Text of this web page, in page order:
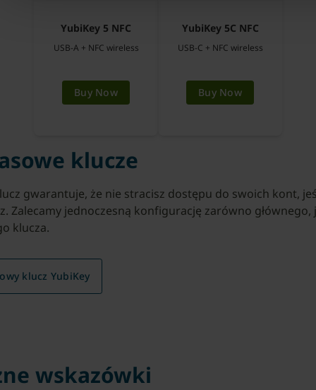
YubiKey 5 NFC
USB-A + NFC wireless
Buy Now
YubiKey 5C NFC
USB-C + NFC wireless
Buy Now
klucze
gwarantuje, że nie stracisz dostępu do swoich kont,
Zalecamy jednoczesną konfigurację zarówno głównego,
klucza.
klucz YubiKey
wskazówki